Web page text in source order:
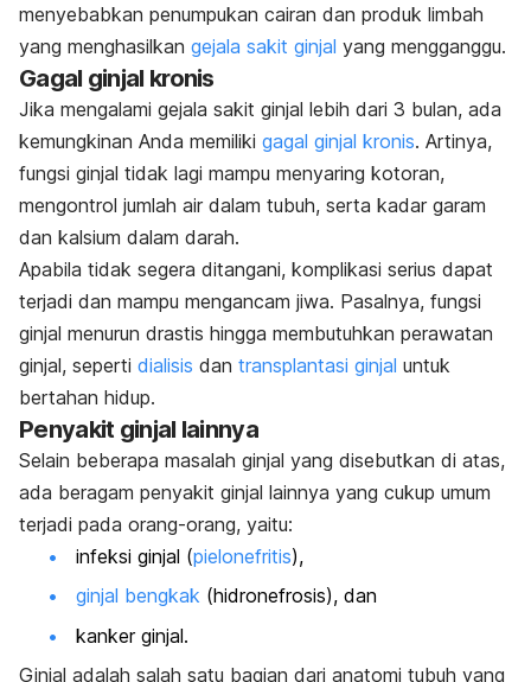
menyebabkan penumpukan cairan dan produk limbah
yang menghasilkan gejala sakit ginjal yang mengganggu.
Gagal ginjal kronis
Jika mengalami gejala sakit ginjal lebih dari 3 bulan, ada
kemungkinan Anda memiliki gagal ginjal kronis. Artinya,
fungsi ginjal tidak lagi mampu menyaring kotoran,
mengontrol jumlah air dalam tubuh, serta kadar garam
dan kalsium dalam darah.
Apabila tidak segera ditangani, komplikasi serius dapat
terjadi dan mampu mengancam jiwa. Pasalnya, fungsi
ginjal menurun drastis hingga membutuhkan perawatan
ginjal, seperti dialisis dan transplantasi ginjal untuk
bertahan hidup.
Penyakit ginjal lainnya
Selain beberapa masalah ginjal yang disebutkan di atas,
ada beragam penyakit ginjal lainnya yang cukup umum
terjadi pada orang-orang, yaitu:
infeksi ginjal (pielonefritis),
ginjal bengkak (hidronefrosis), dan
kanker ginjal.
Ginjal adalah salah satu bagian dari anatomi tubuh yang